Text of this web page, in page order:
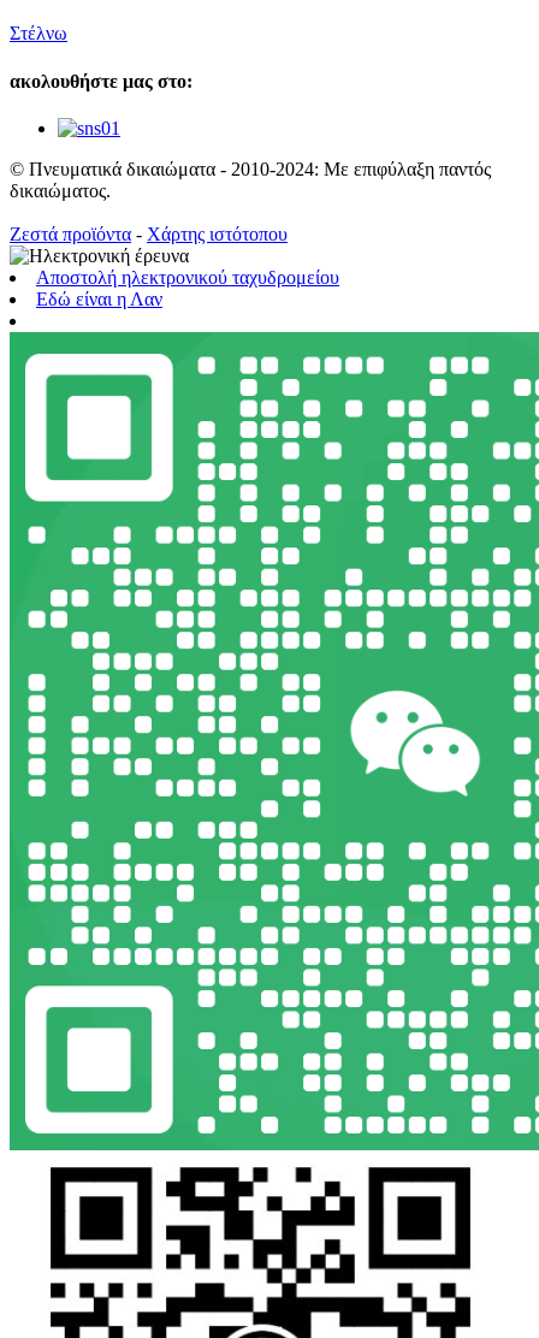
Στέλνω
ακολουθήστε μας στο:
© Πνευματικά δικαιώματα - 2010-2024: Με επιφύλαξη παντός
δικαιώματος.
Ζεστά προϊόντα - Χάρτης ιστότοπου
Αποστολή ηλεκτρονικού ταχυδρομείου
Εδώ είναι η Λαν